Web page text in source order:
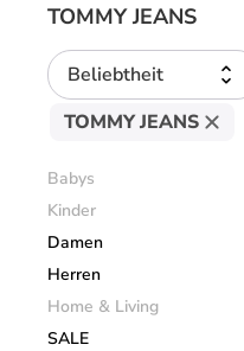
TOMMY JEANS
Beliebtheit
TOMMY JEANS
Babys
Kinder
Damen
Herren
Home & Living
SALE